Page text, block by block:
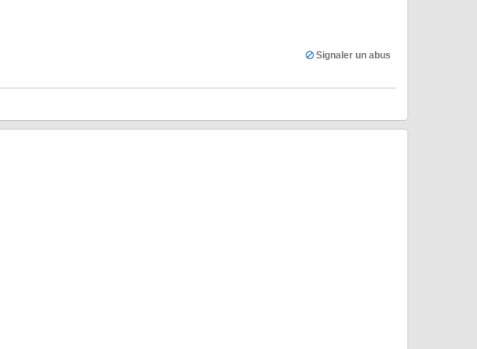
Signaler un abus